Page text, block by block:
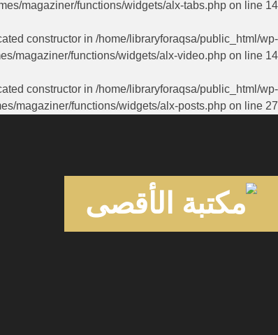
magaziner/functions/widgets/alx-tabs.php on line 14
constructor in /home/libraryforaqsa/public_html/wp-
magaziner/functions/widgets/alx-video.php on line 14
constructor in /home/libraryforaqsa/public_html/wp-
magaziner/functions/widgets/alx-posts.php on line 27